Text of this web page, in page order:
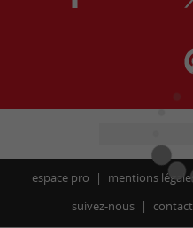
espace pro mentions légales
suivez-nous
contact